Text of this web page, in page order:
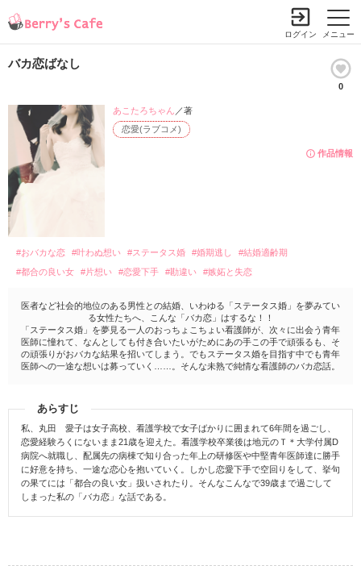
メニュー
ログイン
バカ恋ばなし
0
作品情報
恋愛(ラブコメ)
あこたろちゃん ／著
#おバカな恋 #叶わぬ想い #ステータス婚 #婚期逃し
#結婚適齢期
#都合の良い女
#片想い #恋愛下手 #勘違い #嫉妬と失恋
医者など社会的地位のある男性との結婚、いわゆる「ステータス婚」を夢みてい
る女性たちへ、こんな「バカ恋」はするな！！
「ステータス婚」を夢見る一人のおっちょこちょい看護師が、次々に出会う青年
医師に憧れて、なんとしても付き合いたいがためにあの手この手で頑張るも、そ
の頑張りがおバカな結果を招いてしまう。でもステータス婚を目指す中でも青年
医師への一途な想いは募っていく……。そんな未熟で純情な看護師のバカ恋話。
あらすじ
私、丸田 愛子は女子高校、看護学校で女子ばかりに囲まれて6年間を過ごし、
恋愛経験ろくにないまま21歳を迎えた。看護学校卒業後は地元のＴ＊大学付属D
病院へ就職し、配属先の病棟で知り合った年上の研修医や中堅青年医師達に勝手
に好意を持ち、一途な恋心を抱いていく。しかし恋愛下手で空回りをして、挙句
の果てには「都合の良い女」扱いされたり。そんなこんなで39歳まで過ごして
しまった私の「バカ恋」な話である。